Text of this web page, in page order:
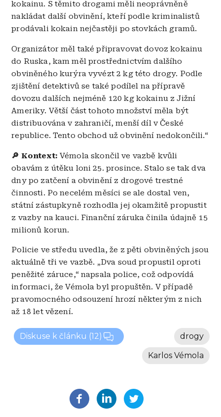
kokainu. S těmito drogami měli neoprávněně
nakládat další obvinění, kteří podle kriminalistů
prodávali kokain nejčastěji po stovkách gramů.
Organizátor měl také připravovat dovoz kokainu
do Ruska, kam měl prostřednictvím dalšího
obviněného kurýra vyvézt 2 kg této drogy. Podle
zjištění detektivů se také podílel na přípravě
dovozu dalších nejméně 120 kg kokainu z Jižní
Ameriky. Větší část tohoto množství měla být
distribuována v zahraničí, menší díl v České
republice. Tento obchod už obvinění nedokončili.“
🔎 Kontext: Vémola skončil ve vazbě kvůli
obavám z útěku loni 25. prosince. Stalo se tak dva
dny po zatčení a obvinění z drogové trestné
činnosti. Po necelém měsíci se ale dostal ven,
státní zástupkyně rozhodla jej okamžitě propustit
z vazby na kauci. Finanční záruka činila údajně 15
milionů korun.
Policie ve středu uvedla, že z pěti obviněných jsou
aktuálně tři ve vazbě. „Dva soud propustil oproti
peněžité záruce,“ napsala police, což odpovídá
informaci, že Vémola byl propuštěn. V případě
pravomocného odsouzení hrozí některým z nich
až 18 let vězení.
Diskuse k článku (12) drogy
Karlos Vémola